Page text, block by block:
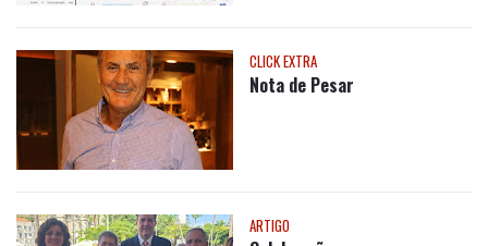
CLICK EXTRA
Nota de Pesar
ARTIGO